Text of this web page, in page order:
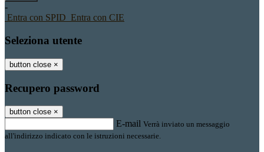
-
Entra con SPID Entra con CIE
Seleziona utente
button close ×
Recupero password
button close ×
E-mail Verrà inviato un messaggio
all'indirizzo indicato con le istruzioni necessarie.